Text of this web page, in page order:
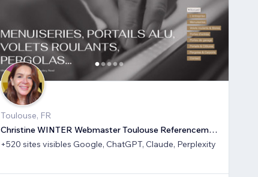
Toulouse, FR
Christine WINTER Webmaster Toulouse Referencement SEO GEO IA
+520 sites visibles Google, ChatGPT, Claude, Perplexity